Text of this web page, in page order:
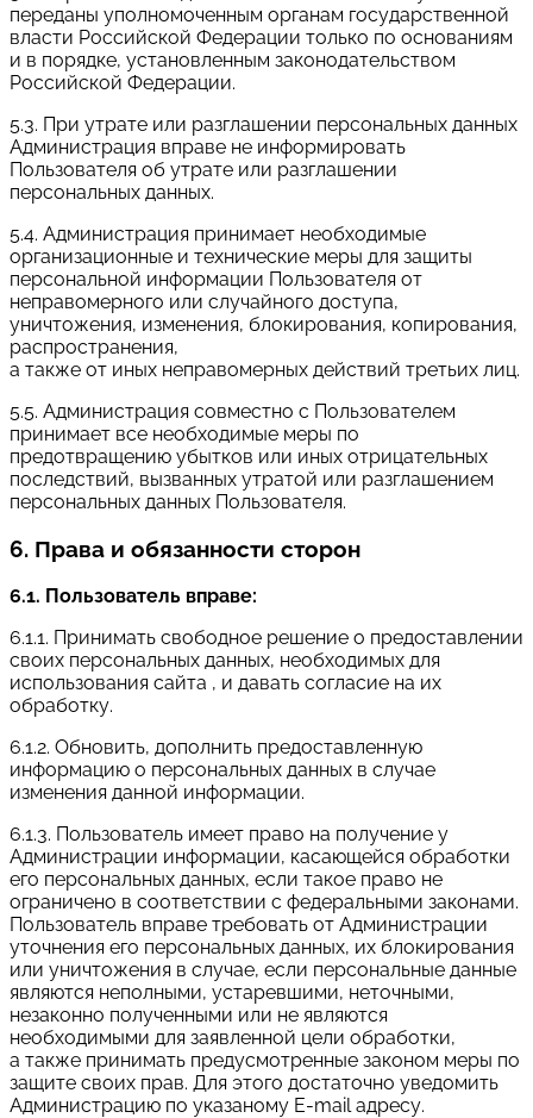
переданы уполномоченным органам государственной
власти Российской Федерации только по основаниям
и в порядке, установленным законодательством
Российской Федерации.
5.3. При утрате или разглашении персональных данных
Администрация вправе не информировать
Пользователя об утрате или разглашении
персональных данных.
5.4. Администрация принимает необходимые
организационные и технические меры для защиты
персональной информации Пользователя от
неправомерного или случайного доступа,
уничтожения, изменения, блокирования, копирования,
распространения,
а также от иных неправомерных действий третьих лиц.
5.5. Администрация совместно с Пользователем
принимает все необходимые меры по
предотвращению убытков или иных отрицательных
последствий, вызванных утратой или разглашением
персональных данных Пользователя.
6. Права и обязанности сторон
6.1. Пользователь вправе:
6.1.1. Принимать свободное решение о предоставлении
своих персональных данных, необходимых для
использования сайта , и давать согласие на их
обработку.
6.1.2. Обновить, дополнить предоставленную
информацию о персональных данных в случае
изменения данной информации.
6.1.3. Пользователь имеет право на получение у
Администрации информации, касающейся обработки
его персональных данных, если такое право не
ограничено в соответствии с федеральными законами.
Пользователь вправе требовать от Администрации
уточнения его персональных данных, их блокирования
или уничтожения в случае, если персональные данные
являются неполными, устаревшими, неточными,
незаконно полученными или не являются
необходимыми для заявленной цели обработки,
а также принимать предусмотренные законом меры по
защите своих прав. Для этого достаточно уведомить
Администрацию по указаному E-mail адресу.